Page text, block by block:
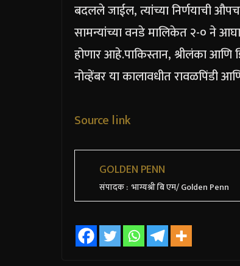
बदलले जाईल, त्यांच्या निर्णयाची
सामन्यांच्या वनडे मालिकेत २-० ने
होणार आहे.पाकिस्तान, श्रीलंका
नोव्हेंबर या कालावधीत रावळपिंडी
Source link
GOLDEN PENN
संपादक : भाग्यश्री बि एम/ Golden Penn